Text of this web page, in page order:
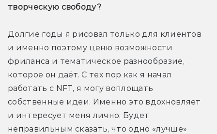
творческую свободу?
Долгие годы я рисовал только для клиентов
и именно поэтому ценю возможности
фриланса и тематическое разнообразие,
которое он даёт. С тех пор как я начал
работать с NFT, я могу воплощать
собственные идеи. Именно это вдохновляет
и интересует меня лично. Будет
неправильным сказать, что одно «лучше»